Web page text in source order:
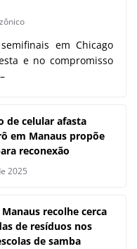
em Chicago
e no compromisso
de celular afasta
em Manaus propõe
reconexão
2025
recolhe cerca
de resíduos nos
de samba